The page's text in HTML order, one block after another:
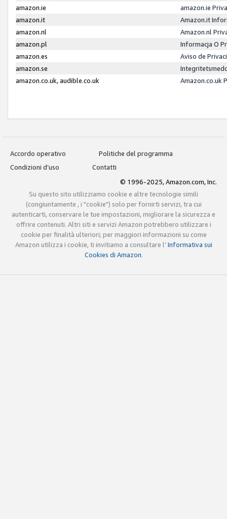
amazon.ie
amazon.ie
amazon.it
Amazon.it
amazon.nl
Amazon.nl
amazon.pl
Informacja O
amazon.es
Aviso de
amazon.se
amazon.co.uk, audible.co.uk
Amazon.co.uk
Accordo operativo
Politiche del programma
Condizioni d’uso
Contatti
© 1996-2025, Amazon.com, Inc.
Su questo sito utilizziamo cookie e altre tecnologie simili
(congiuntamente , i "cookie") solo per fornirti servizi, tra cui
autenticarti, conservare le tue impostazioni, migliorare la sicurezza e
offrire contenuti. Altri siti e servizi Amazon potrebbero utilizzare i
cookie per finalità ulteriori; per maggiori informazioni su come
Amazon utilizza i cookie, ti invitiamo a consultare l’Informativa sui
Cookies di Amazon.